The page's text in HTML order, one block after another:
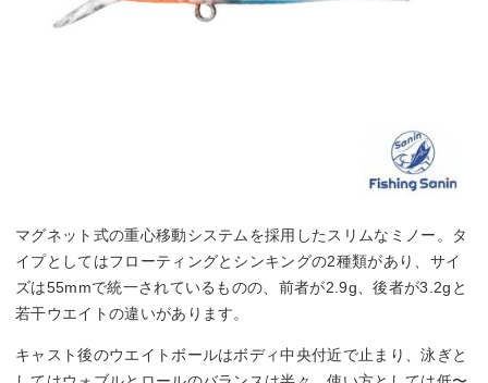
マグネット式の重心移動システムを採用したスリムなミノー。タ
イプとしてはフローティングとシンキングの2種類があり、サイ
ズは55mmで統一されているものの、前者が2.9g、後者が3.2gと
若干ウエイトの違いがあります。
キャスト後のウエイトボールはボディ中央付近で止まり、泳ぎと